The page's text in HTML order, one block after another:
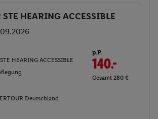
STE HEARING ACCESSIBLE
HEARING ACCESSIBLE
p.P.
140.-
Gesamt 280 €
Deutschland